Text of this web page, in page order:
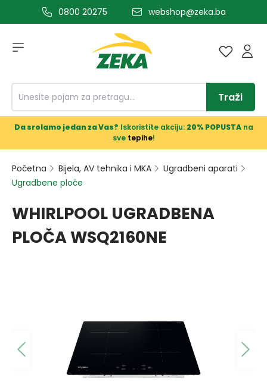
glavni sadržaj0800 20275 webshop@zeka.ba
Traži
Da srolamo jedan za Vas? Iskoristite akciju: 20% POPUSTAna
sve tepihe!
Početna Bijela, AV tehnika i MKA
Ugradbeni aparati
Ugradbene ploče
WHIRLPOOL UGRADBENA
PLOČA WSQ2160NE